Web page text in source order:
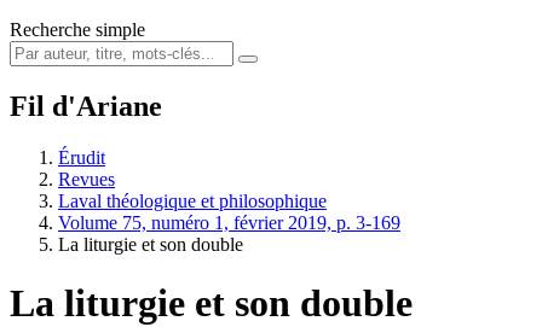
Recherche simple
Fil d'Ariane
Érudit
Revues
Laval théologique et philosophique
Volume 75, numéro 1, février 2019, p. 3-169
La liturgie et son double
La liturgie et son double